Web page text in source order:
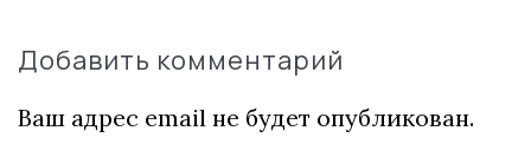
Добавить комментарий
Ваш адрес email не будет опубликован.